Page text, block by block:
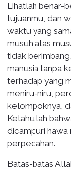
Lihatlah benar-
tujuanmu, dan
waktu yang
musuh atas
tidak
manusia tanpa
terhadap yang
meniru-niru,
kelompoknya,
Ketahuilah
dicampuri hawa
perpecahan.
Batas-batas